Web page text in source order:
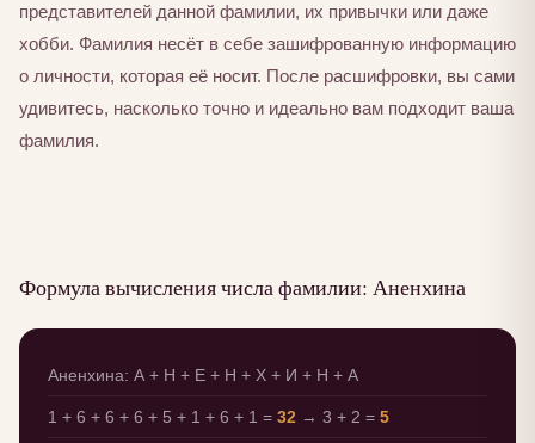
представителей данной фамилии, их привычки или даже
хобби. Фамилия несёт в себе зашифрованную информацию
о личности, которая её носит. После расшифровки, вы сами
удивитесь, насколько точно и идеально вам подходит ваша
фамилия.
Формула вычисления числа фамилии: Аненхина
Аненхина: А + Н + Е + Н + Х + И + Н + А
1 + 6 + 6 + 6 + 5 + 1 + 6 + 1 = 32 → 3 + 2 = 5